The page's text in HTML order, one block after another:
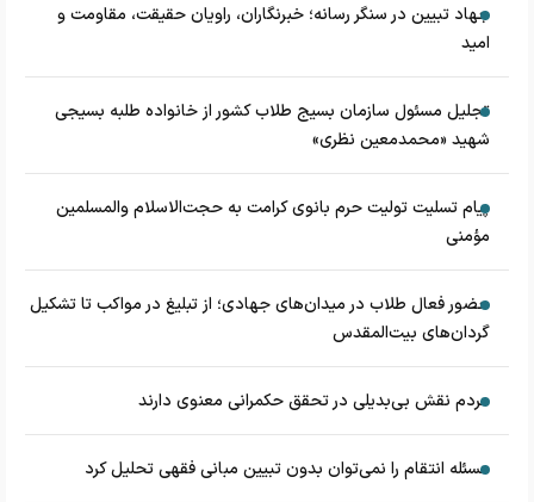
جهاد تبیین در سنگر رسانه؛ خبرنگاران، راویان حقیقت، مقاومت و
امید
تجلیل مسئول سازمان بسیج طلاب کشور از خانواده طلبه بسیجی
شهید «محمدمعین نظری»
پیام تسلیت تولیت حرم بانوی کرامت به حجت‌الاسلام‌ و‌المسلمین
مؤمنی
حضور فعال طلاب در میدان‌های جهادی؛ از تبلیغ در مواکب تا تشکیل
گردان‌های بیت‌المقدس
مردم نقش بی‌بدیلی در تحقق حکمرانی معنوی دارند
مسئله انتقام را نمی‌توان بدون تبیین مبانی فقهی تحلیل کرد